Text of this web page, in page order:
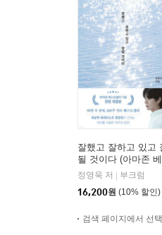
잘했고 잘하고 있고
될 것이다 (아마존
트셀러 기념 전면 개
정영욱 저
부크럼
16,200원 (10% 할인)
검색 페이지에서 선